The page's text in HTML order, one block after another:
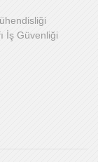
İş Güvenliği